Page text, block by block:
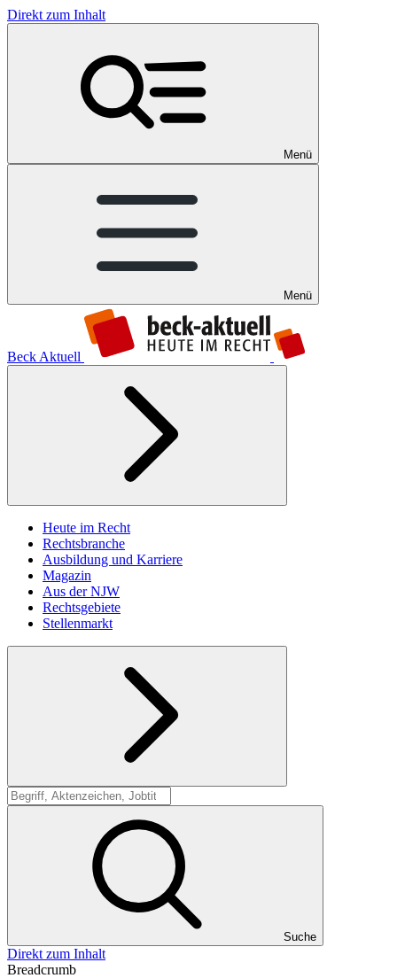
Direkt zum Inhalt
Menü
Menü
Beck Aktuell
Heute im Recht
Rechtsbranche
Ausbildung und Karriere
Magazin
Aus der NJW
Rechtsgebiete
Stellenmarkt
Suche
Suche
Direkt zum Inhalt
Breadcrumb